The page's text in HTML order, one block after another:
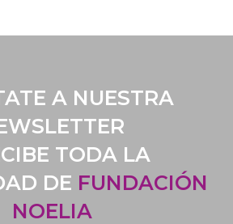
A NUESTRA
TODA LA
DE FUNDACIÓN
NOELIA